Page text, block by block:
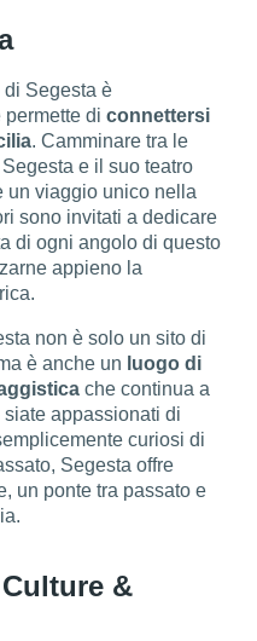
Segesta è
permette diconnettersi
. Camminare tra le
e il suo teatro
un viaggio unico nella
sono invitati a dedicare
di ogni angolo di questo
appieno la
non è solo un sito di
è anche un luogo di
che continua a
appassionati di
curiosi di
Segesta offre
un ponte tra passato e
&